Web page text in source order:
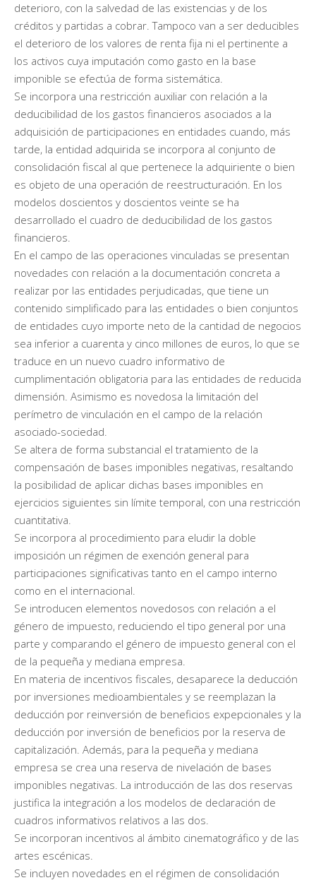
deterioro, con la salvedad de las existencias y de los
créditos y partidas a cobrar. Tampoco van a ser deducibles
el deterioro de los valores de renta fija ni el pertinente a
los activos cuya imputación como gasto en la base
imponible se efectúa de forma sistemática.
Se incorpora una restricción auxiliar con relación a la
deducibilidad de los gastos financieros asociados a la
adquisición de participaciones en entidades cuando, más
tarde, la entidad adquirida se incorpora al conjunto de
consolidación fiscal al que pertenece la adquiriente o bien
es objeto de una operación de reestructuración. En los
modelos doscientos y doscientos veinte se ha
desarrollado el cuadro de deducibilidad de los gastos
financieros.
En el campo de las operaciones vinculadas se presentan
novedades con relación a la documentación concreta a
realizar por las entidades perjudicadas, que tiene un
contenido simplificado para las entidades o bien conjuntos
de entidades cuyo importe neto de la cantidad de negocios
sea inferior a cuarenta y cinco millones de euros, lo que se
traduce en un nuevo cuadro informativo de
cumplimentación obligatoria para las entidades de reducida
dimensión. Asimismo es novedosa la limitación del
perímetro de vinculación en el campo de la relación
asociado-sociedad.
Se altera de forma substancial el tratamiento de la
compensación de bases imponibles negativas, resaltando
la posibilidad de aplicar dichas bases imponibles en
ejercicios siguientes sin límite temporal, con una restricción
cuantitativa.
Se incorpora al procedimiento para eludir la doble
imposición un régimen de exención general para
participaciones significativas tanto en el campo interno
como en el internacional.
Se introducen elementos novedosos con relación a el
género de impuesto, reduciendo el tipo general por una
parte y comparando el género de impuesto general con el
de la pequeña y mediana empresa.
En materia de incentivos fiscales, desaparece la deducción
por inversiones medioambientales y se reemplazan la
deducción por reinversión de beneficios expepcionales y la
deducción por inversión de beneficios por la reserva de
capitalización. Además, para la pequeña y mediana
empresa se crea una reserva de nivelación de bases
imponibles negativas. La introducción de las dos reservas
justifica la integración a los modelos de declaración de
cuadros informativos relativos a las dos.
Se incorporan incentivos al ámbito cinematográfico y de las
artes escénicas.
Se incluyen novedades en el régimen de consolidación